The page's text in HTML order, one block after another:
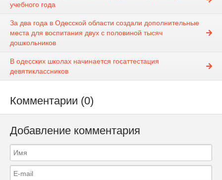
учебного года
За два года в Одесской области создали дополнительные
места для воспитания двух с половиной тысяч
дошкольников
В одесских школах начинается госаттестация
девятиклассников
Комментарии (0)
Добавление комментария